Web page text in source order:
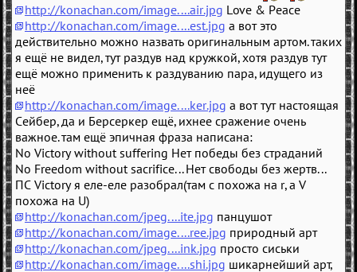
http://konachan.com/image....air.jpg Love & Peace
http://konachan.com/image....est.jpg а вот это
действительно можно назвать оригинальным артом. таких
я ещё не видел, тут раздув над кружкой, хотя раздув тут
ещё можно применить к раздуванию пара, идущего из
неё
http://konachan.com/image....ker.jpg а вот тут настоящая
Сейбер, да и Берсеркер ещё, ихнее сражение очень
важное. там ещё эпичная фраза написана:
No Victory without suffering Нет победы без страданий
No Freedom without sacrifice... Нет свободы без жертв...
ПС Victory я еле-еле разобрал(там c похожа на r, а V
похожа на U)
http://konachan.com/jpeg....ite.jpg панцушот
http://konachan.com/image....ree.jpg природный арт
http://konachan.com/jpeg....ink.jpg просто сиськи
http://konachan.com/image....shi.jpg шикарнейший арт,